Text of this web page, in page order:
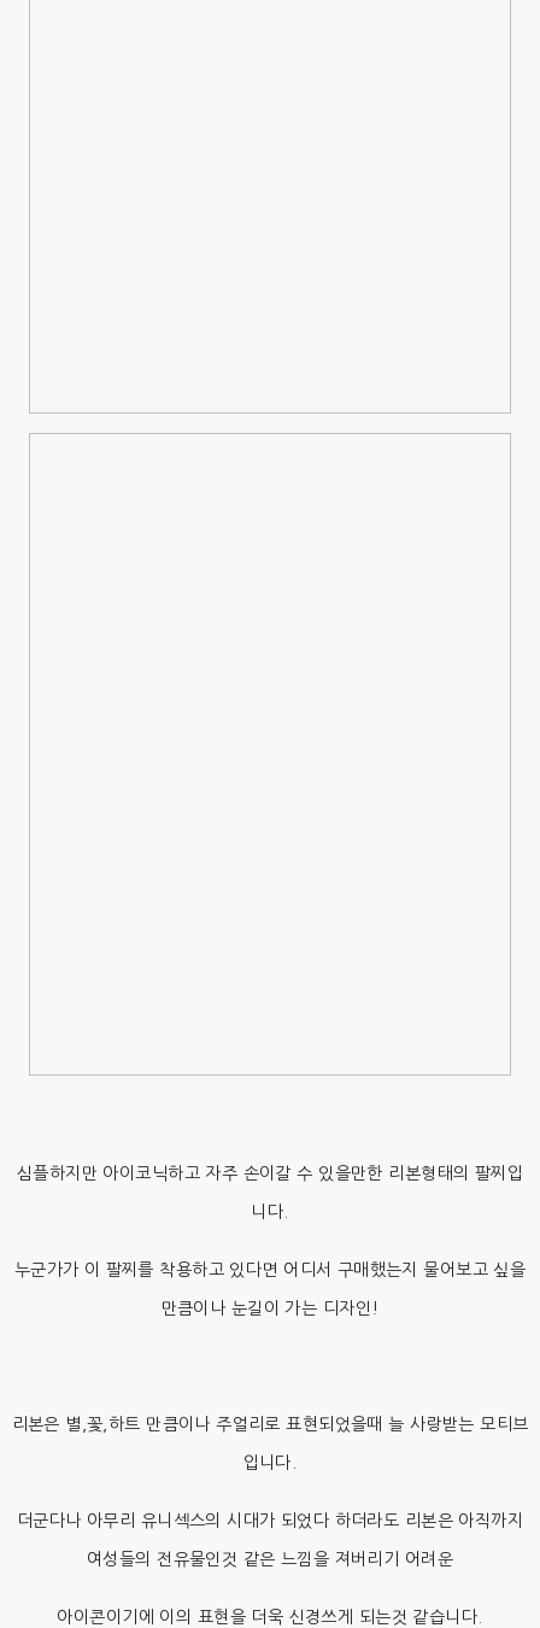
심플하지만 아이코닉하고 자주 손이갈 수 있을만한 리본형태의 팔찌입
니다.
누군가가 이 팔찌를 착용하고 있다면 어디서 구매했는지 물어보고 싶을
만큼이나 눈길이 가는 디자인!
리본은 별,꽃,하트 만큼이나 주얼리로 표현되었을때 늘 사랑받는 모티브
입니다.
더군다나 아무리 유니섹스의 시대가 되었다 하더라도 리본은 아직까지
여성들의 전유물인것 같은 느낌을 져버리기 어려운
아이콘이기에 이의 표현을 더욱 신경쓰게 되는것 같습니다.